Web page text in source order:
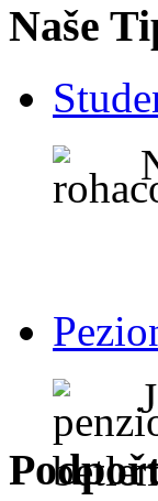
Naše